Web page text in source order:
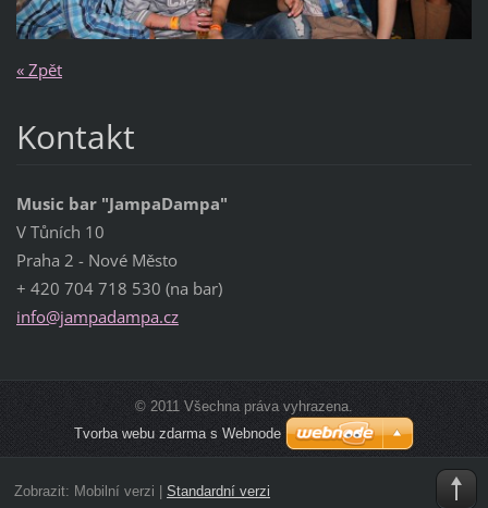
« Zpět
Kontakt
Music bar "JampaDampa"
V Tůních 10
Praha 2 - Nové Město
+ 420 704 718 530 (na bar)
info@jampadampa.cz
© 2011 Všechna práva vyhrazena.
Tvorba webu zdarma s Webnode
Zobrazit: Mobilní verzi | Standardní verzi